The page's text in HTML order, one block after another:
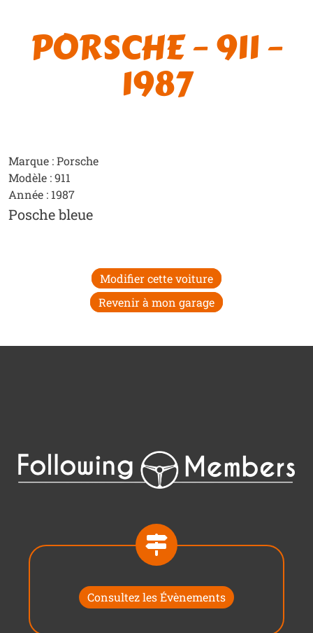
PORSCHE – 911 –
1987
Marque : Porsche
Modèle : 911
Année : 1987
Posche bleue
Modifier cette voiture
Revenir à mon garage
Consultez les Évènements